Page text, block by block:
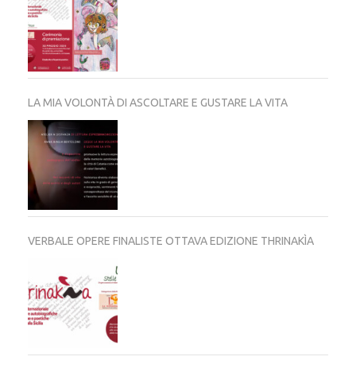
LA MIA VOLONTÀ DI ASCOLTARE E GUSTARE LA VITA
VERBALE OPERE FINALISTE OTTAVA EDIZIONE THRINAKÌA